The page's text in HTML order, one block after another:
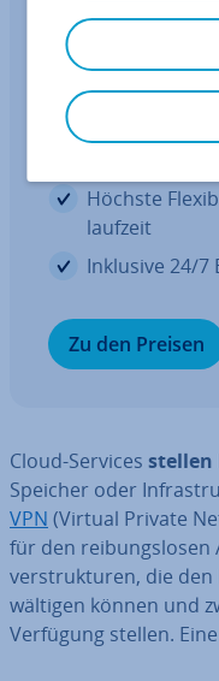
IONOS CLOUD
Die ideale
Höchste
lauf­zeit
Inklusive 24/
Zu den Preisen
Cloud-Services stellen
Speicher oder
VPN (Virtual Private
für den rei­bungs­lo­sen
ver­struk­tu­ren, die
wäl­ti­gen können und
Verfügung stellen.